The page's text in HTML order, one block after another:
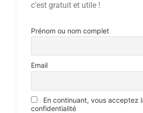
c’est gratuit et utile !
Prénom ou nom complet
Email
En continuant, vous acceptez
confidentialité